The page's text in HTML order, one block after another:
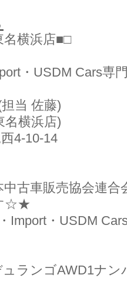
名横浜店■□
・USDM Cars専
当 佐藤)
名横浜店)
4-10-14
古車販売協会連合
☆★
Import・USDM
ランゴAWD1ナン